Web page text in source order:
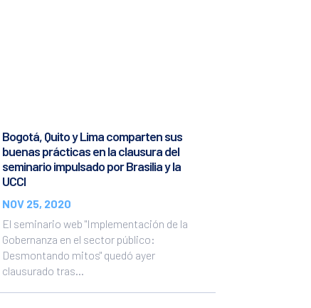
Bogotá, Quito y Lima comparten sus
buenas prácticas en la clausura del
seminario impulsado por Brasilia y la
UCCI
NOV 25, 2020
El seminario web "Implementación de la
Gobernanza en el sector público:
Desmontando mitos" quedó ayer
clausurado tras...